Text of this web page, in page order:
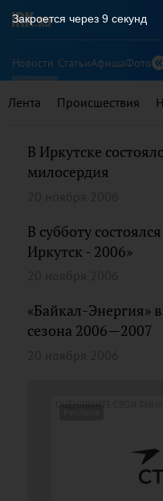
Новости СтатьиАфишаФото
Лента Происшествия
В Иркутске
милосердия
В субботу
Иркутск - 2006»
«Байкал-Энергия»
сезона 2006—2007
Закроется через 9 секунд